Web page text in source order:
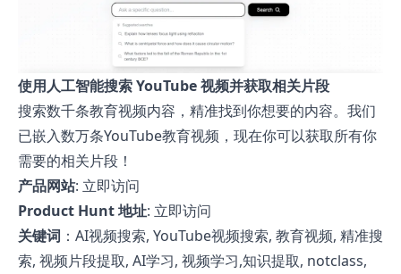
使用人工智能搜索 YouTube 视频并获取相关片段
搜索数千条教育视频内容，精准找到你想要的内容。我们
已嵌入数万条YouTube教育视频，现在你可以获取所有你
需要的相关片段！
产品网站: 立即访问
Product Hunt 地址: 立即访问
关键词 ：AI视频搜索, YouTube视频搜索, 教育视频, 精准搜
索, 视频片段提取, AI学习, 视频学习,知识提取, notclass,